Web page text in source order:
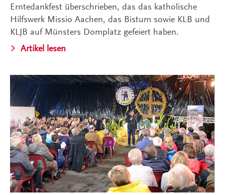
Erntedankfest überschrieben, das das katholische
Hilfswerk Missio Aachen, das Bistum sowie KLB und
KLJB auf Münsters Domplatz gefeiert haben.
Artikel lesen